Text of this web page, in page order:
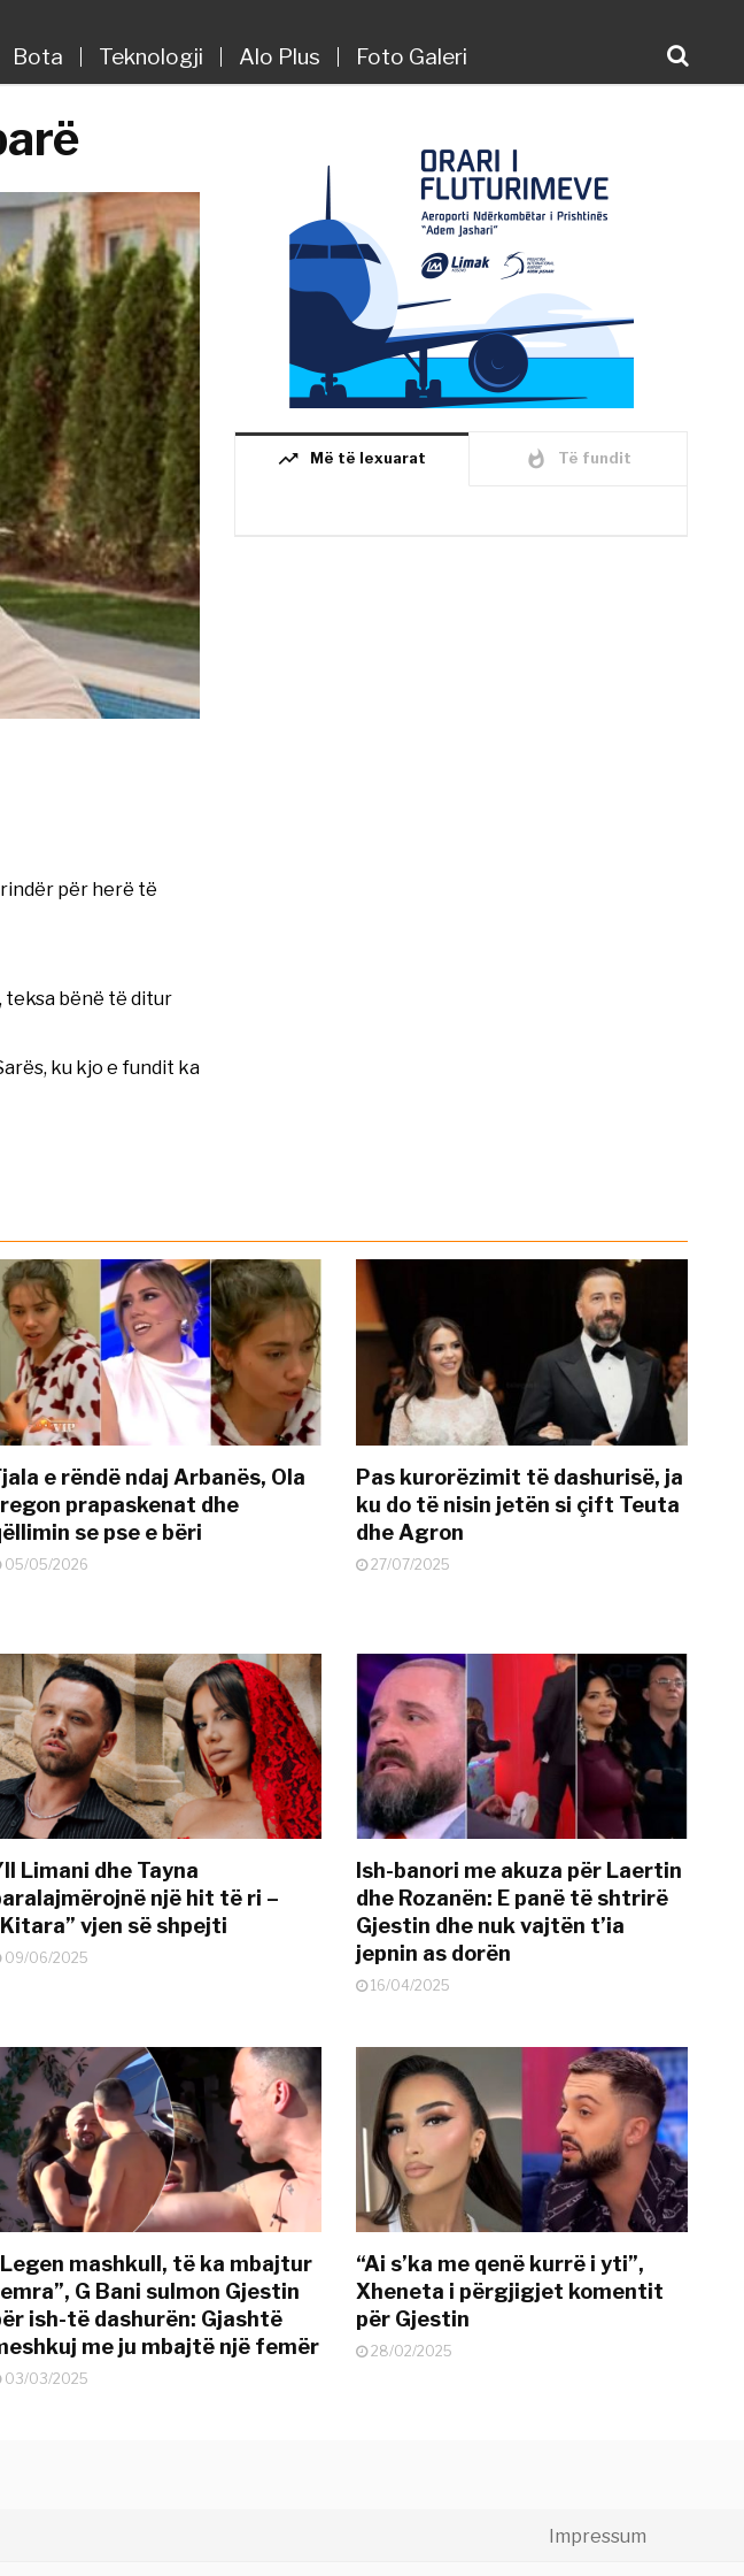
Bota Teknologji Alo Plus Foto Galeri
për herë të
teksa bënë të ditur
ku kjo e fundit ka
trending_up Më të lexuarat whatshot Të fundit
e rëndë ndaj Arbanës, Ola
prapaskenat dhe
se pse e bëri
05/05/2026
Pas kurorëzimit të dashurisë, ja
ku do të nisin jetën si çift Teuta
dhe Agron
27/07/2025
Limani dhe Tayna
një hit të ri –
vjen së shpejti
09/06/2025
Ish-banori me akuza për Laertin
dhe Rozanën: E panë të shtrirë
Gjestin dhe nuk vajtën t’ia
jepnin as dorën
16/04/2025
mashkull, të ka mbajtur
G Bani sulmon Gjestin
ish-të dashurën: Gjashtë
me ju mbajtë një femër
03/03/2025
“Ai s’ka me qenë kurrë i yti”,
Xheneta i përgjigjet komentit
për Gjestin
28/02/2025
Impressum